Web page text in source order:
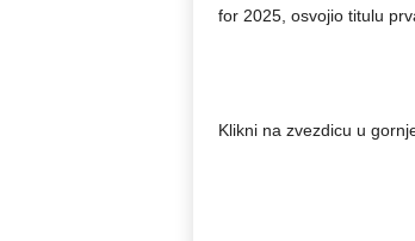
for 2025, osvojio titulu
Klikni na zvezdicu u